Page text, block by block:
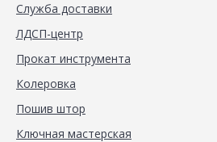
Служба доставки
ЛДСП-центр
Прокат инструмента
Колеровка
Пошив штор
Ключная мастерская